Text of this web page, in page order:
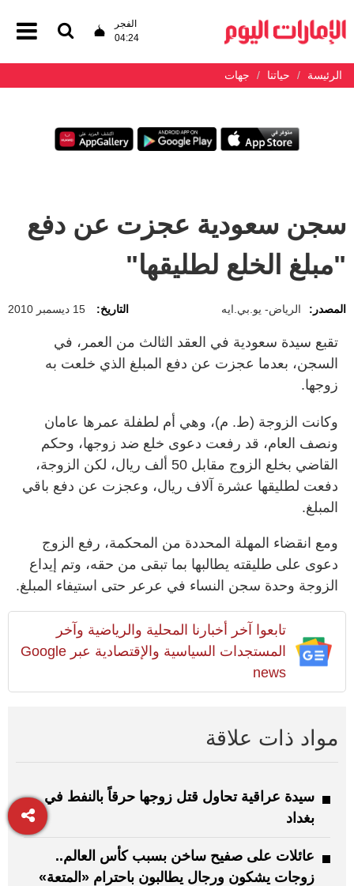
الفجر
04:24
الرئيسة حياتنا جهات
سجن سعودية عجزت عن دفع
"مبلغ الخلع لطليقها"
المصدر: الرياض- يو.بي.ايه التاريخ: 15 ديسمبر 2010
تقبع سيدة سعودية في العقد الثالث من العمر، في
السجن، بعدما عجزت عن دفع المبلغ الذي خلعت به
زوجها.
وكانت الزوجة (ط. م)، وهي أم لطفلة عمرها عامان
ونصف العام، قد رفعت دعوى خلع ضد زوجها، وحكم
القاضي بخلع الزوج مقابل 50 ألف ريال، لكن الزوجة،
دفعت لطليقها عشرة آلاف ريال، وعجزت عن دفع باقي
المبلغ.
ومع انقضاء المهلة المحددة من المحكمة، رفع الزوج
دعوى على طليقته يطالبها بما تبقى من حقه، وتم إيداع
الزوجة وحدة سجن النساء في عرعر حتى استيفاء المبلغ.
تابعوا آخر أخبارنا المحلية والرياضية وآخر
المستجدات السياسية والإقتصادية عبر Google
news
مواد ذات علاقة
سيدة عراقية تحاول قتل زوجها حرقاً بالنفط في
بغداد
عائلات على صفيح ساخن بسبب كأس العالم..
زوجات يشكون ورجال يطالبون باحترام «المتعة»